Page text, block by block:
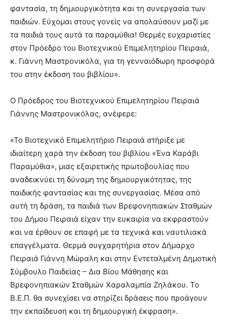
φαντασία, τη δημιουργικότητα και τη συνεργασία των
παιδιών. Εύχομαι στους γονείς να απολαύσουν μαζί με
τα παιδιά τους αυτά τα παραμύθια! Θερμές ευχαριστίες
στον Πρόεδρο του Βιοτεχνικού Επιμελητηρίου Πειραιά,
κ. Γιάννη Μαστρονικόλα, για τη γενναιόδωρη προσφορά
του στην έκδοση του βιβλίου».
Ο Πρόεδρος του Βιοτεχνικού Επιμελητηρίου Πειραιά
Γιάννης Μαστρονικόλας, ανέφερε:
«Το Βιοτεχνικό Επιμελητήριο Πειραιά στήριξε με
ιδιαίτερη χαρά την έκδοση του βιβλίου «Ένα Καράβι
Παραμύθια», μιας εξαιρετικής πρωτοβουλίας που
αναδεικνύει τη δύναμη της δημιουργικότητας, της
παιδικής φαντασίας και της συνεργασίας. Μέσα από
αυτή τη δράση, τα παιδιά των Βρεφονηπιακών Σταθμών
του Δήμου Πειραιά είχαν την ευκαιρία να εκφραστούν
και να έρθουν σε επαφή με τα τεχνικά και ναυτιλιακά
επαγγέλματα. Θερμά συγχαρητήρια στον Δήμαρχο
Πειραιά Γιάννη Μώραλη και στην Εντεταλμένη Δημοτική
Σύμβουλο Παιδείας – Δια Βίου Μάθησης και
Βρεφονηπιακών Σταθμών Χαραλαμπία Ζηλάκου. Το
Β.Ε.Π. θα συνεχίσει να στηρίζει δράσεις που προάγουν
την εκπαίδευση και τη δημιουργική έκφραση».